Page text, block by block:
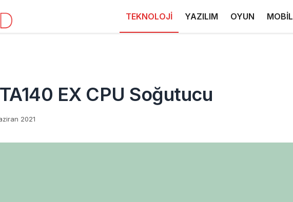
TEKNOLOJİ YAZILIM OYUN MOBİL
EX CPU Soğutucu
2021